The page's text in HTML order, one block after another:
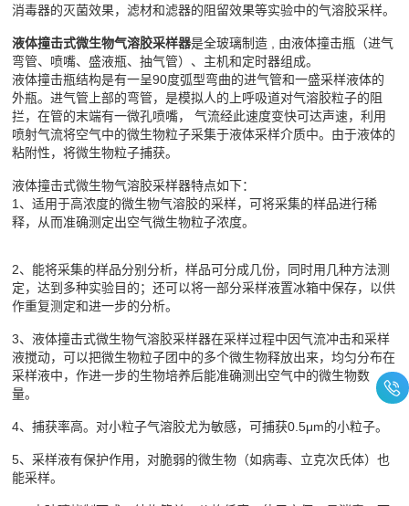
消毒器的灭菌效果，滤材和滤器的阻留效果等实验中的气溶胶采样。
液体撞击式微生物气溶胶采样器是全玻璃制造 , 由液体撞击瓶（进气
弯管、喷嘴、盛液瓶、抽气管）、主机和定时器组成。
液体撞击瓶结构是有一呈90度弧型弯曲的进气管和一盛采样液体的
外瓶。进气管上部的弯管，是模拟人的上呼吸道对气溶胶粒子的阻
拦，在管的末端有一微孔喷嘴， 气流经此速度变快可达声速，利用
喷射气流将空气中的微生物粒子采集于液体采样介质中。由于液体的
粘附性，将微生物粒子捕获。
液体撞击式微生物气溶胶采样器特点如下：
1、适用于高浓度的微生物气溶胶的采样，可将采集的样品进行稀
释，从而准确测定出空气微生物粒子浓度。
2、能将采集的样品分别分析，样品可分成几份，同时用几种方法测
定，达到多种实验目的；还可以将一部分采样液置冰箱中保存，以供
作重复测定和进一步的分析。
3、液体撞击式微生物气溶胶采样器在采样过程中因气流冲击和采样
液搅动，可以把微生物粒子团中的多个微生物释放出来，均匀分布在
采样液中，作进一步的生物培养后能准确测出空气中的微生物数
量。
4、捕获率高。对小粒子气溶胶尤为敏感，可捕获0.5μm的小粒子。
5、采样液有保护作用，对脆弱的微生物（如病毒、立克次氏体）也
能采样。